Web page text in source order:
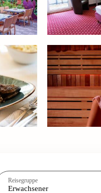
Reisegruppe
Erwachsener